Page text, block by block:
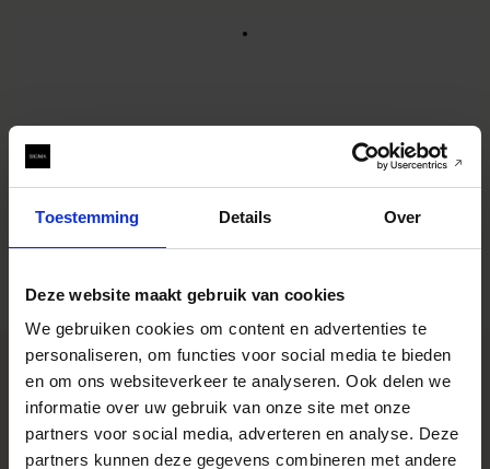
Toestemming Details Over
Deze website maakt gebruik van cookies
We gebruiken cookies om content en advertenties te
personaliseren, om functies voor social media te bieden
en om ons websiteverkeer te analyseren. Ook delen we
informatie over uw gebruik van onze site met onze
partners voor social media, adverteren en analyse. Deze
partners kunnen deze gegevens combineren met andere
BUY FROM RESELLER
AJOUTER AU COMPARATEUR